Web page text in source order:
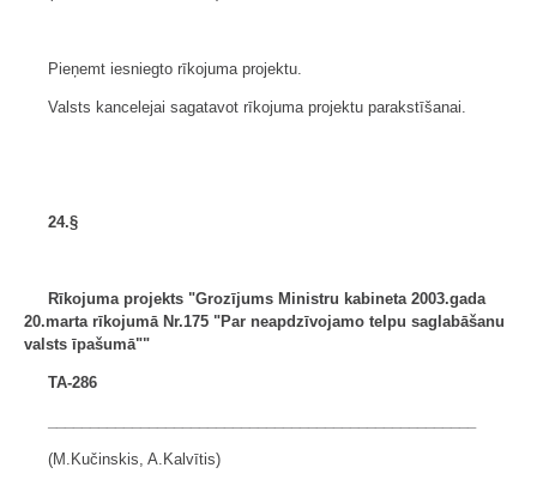
Pieņemt iesniegto rīkojuma projektu.
Valsts kancelejai sagatavot rīkojuma projektu parakstīšanai.
24.§
Rīkojuma projekts "Grozījums Ministru kabineta 2003.gada
20.marta rīkojumā Nr.175 "Par neapdzīvojamo telpu saglabāšanu
valsts īpašumā""
TA-286
(M.Kučinskis, A.Kalvītis)